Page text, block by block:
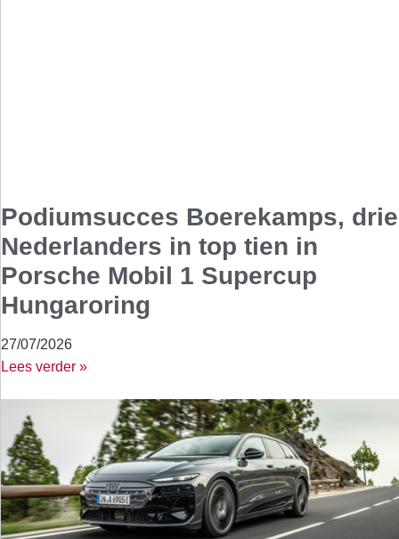
Podiumsucces Boerekamps, drie
Nederlanders in top tien in
Porsche Mobil 1 Supercup
Hungaroring
27/07/2026
Lees verder »